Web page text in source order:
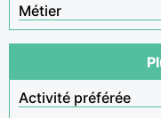
Métier
Activité préférée